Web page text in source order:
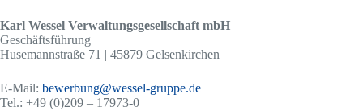
Karl Wessel Verwaltungsgesellschaft mbH
Geschäftsführung
Husemannstraße 71 | 45879 Gelsenkirchen
E-Mail: bewerbung@wessel-gruppe.de
Tel.: +49 (0)209 – 17973-0